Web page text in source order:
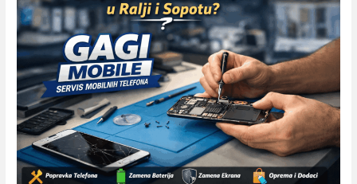
popraviti
mobilni
telefon
u
Ralji
i
Sopotu?